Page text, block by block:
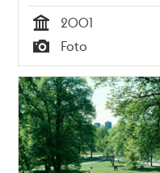
Tid
2001
Typ
Foto